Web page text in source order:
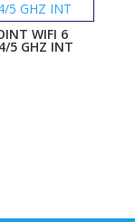
WIFI 6
5 GHZ INT